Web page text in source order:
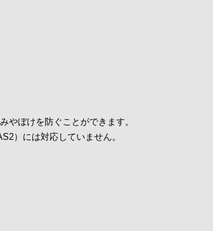
やぼけを防ぐことができます。
）には対応していません。